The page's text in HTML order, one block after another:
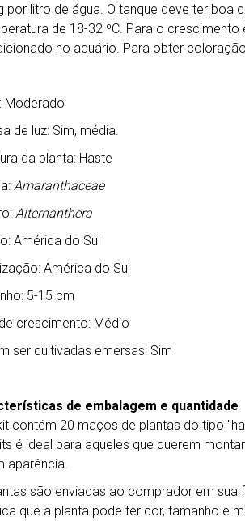
por litro de água. O tanque deve ter boa
de 18-32 ºC. Para o
no aquário. Para obter
Moderado
de luz: Sim, média.
da planta: Haste
Amaranthaceae
Alternanthera
América do Sul
América do Sul
5-15 cm
crescimento: Médio
ser cultivadas emersas: Sim
de embalagem e quantidade
contém 20 maços de plantas do tipo
é ideal para aqueles que querem
aparência.
são enviadas ao comprador em sua
que a planta pode ter cor, tamanho e